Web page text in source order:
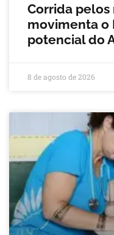
Corrida
movimenta o
potencial do
8 de agosto de 2026